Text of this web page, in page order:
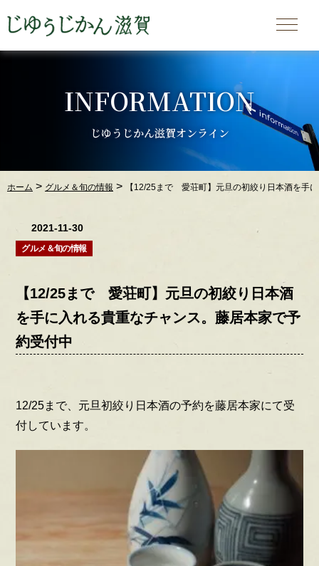
INFORMATION
じゆうじかん滋賀オンライン
ホーム > グルメ＆旬の情報 > 【12/25まで 愛荘町】元旦の初絞り日本酒を手
2021-11-30
グルメ＆旬の情報
【12/25まで 愛荘町】元旦の初絞り日本酒
を手に入れる貴重なチャンス。藤居本家で予
約受付中
12/25まで、元旦初絞り日本酒の予約を藤居本家にて受
付しています。